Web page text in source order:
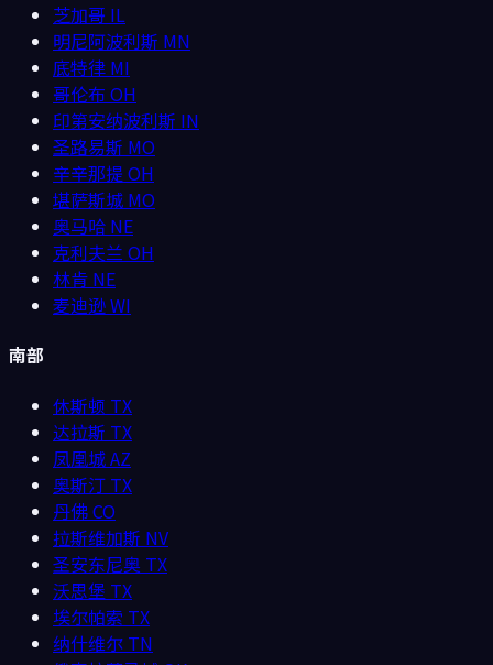
芝加哥 IL
明尼阿波利斯 MN
底特律 MI
哥伦布 OH
印第安纳波利斯 IN
圣路易斯 MO
辛辛那提 OH
堪萨斯城 MO
奥马哈 NE
克利夫兰 OH
林肯 NE
麦迪逊WI
南部
休斯顿 TX
达拉斯 TX
凤凰城AZ
奥斯汀 TX
丹佛CO
拉斯维加斯 NV
圣安东尼奥 TX
沃思堡 TX
埃尔帕索 TX
纳什维尔 TN